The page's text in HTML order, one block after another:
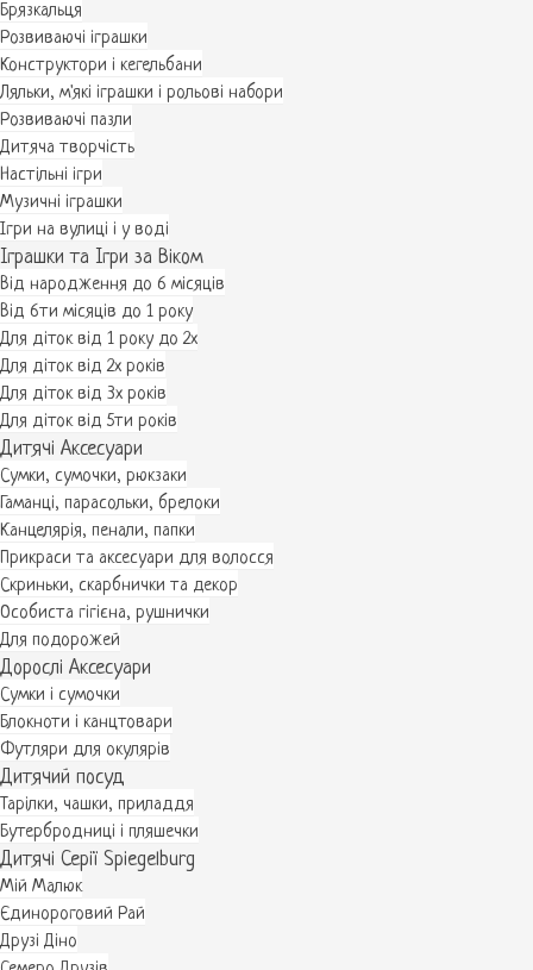
Брязкальця
Розвиваючі іграшки
Конструктори і кегельбани
Ляльки, м'які іграшки і рольові набори
Розвиваючі пазли
Дитяча творчість
Настільні ігри
Музичні іграшки
Ігри на вулиці і у воді
Іграшки та Ігри за Віком
Від народження до 6 місяців
Від 6ти місяців до 1 року
Для діток від 1 року до 2х
Для діток від 2х років
Для діток від 3х років
Для діток від 5ти років
Дитячі Аксесуари
Сумки, сумочки, рюкзаки
Гаманці, парасольки, брелоки
Канцелярія, пенали, папки
Прикраси та аксесуари для волосся
Скриньки, скарбнички та декор
Особиста гігієна, рушнички
Для подорожей
Дорослі Аксесуари
Сумки і сумочки
Блокноти і канцтовари
Футляри для окулярів
Дитячий посуд
Тарілки, чашки, приладдя
Бутербродниці і пляшечки
Дитячі Серії Spiegelburg
Мій Малюк
Єдинороговий Рай
Друзі Діно